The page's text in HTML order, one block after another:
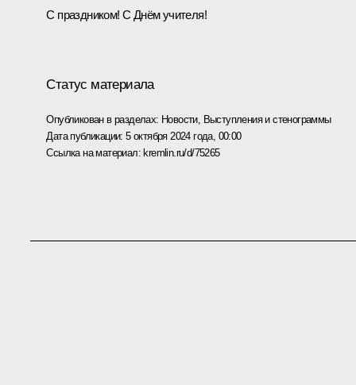
С праздником! С Днём учителя!
Статус материала
Опубликован в разделах: Новости, Выступления и стенограммы
Дата публикации:5 октября 2024 года, 00:00
Ссылка на материал:kremlin.ru/d/75265